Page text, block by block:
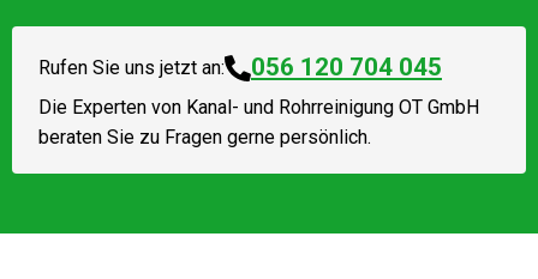
Rufen Sie uns jetzt an: 056 120 704 045
Die Experten von Kanal- und Rohrreinigung OT GmbH
beraten Sie zu Fragen gerne persönlich.